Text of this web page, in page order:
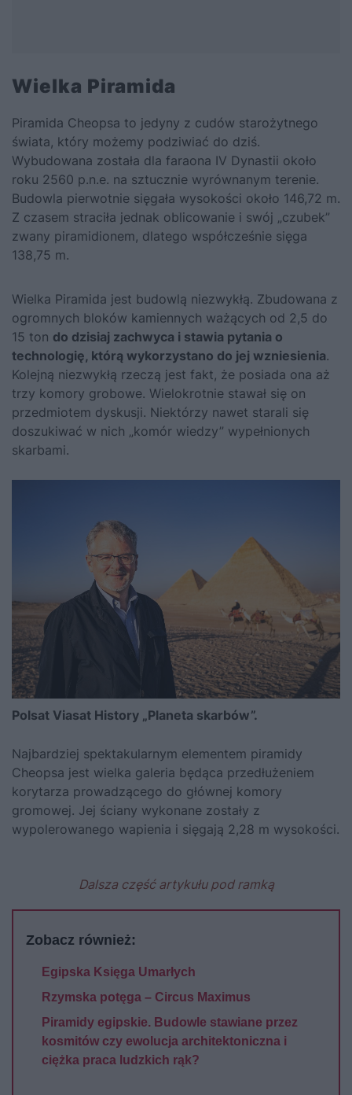
Wielka Piramida
Piramida Cheopsa to jedyny z cudów starożytnego
świata, który możemy podziwiać do dziś.
Wybudowana została dla faraona IV Dynastii około
roku 2560 p.n.e. na sztucznie wyrównanym terenie.
Budowla pierwotnie sięgała wysokości około 146,72 m.
Z czasem straciła jednak oblicowanie i swój „czubek”
zwany piramidionem, dlatego współcześnie sięga
138,75 m.
Wielka Piramida jest budowlą niezwykłą. Zbudowana z
ogromnych bloków kamiennych ważących od 2,5 do
15 ton do dzisiaj zachwyca i stawia pytania o
technologię, którą wykorzystano do jej wzniesienia.
Kolejną niezwykłą rzeczą jest fakt, że posiada ona aż
trzy komory grobowe. Wielokrotnie stawał się on
przedmiotem dyskusji. Niektórzy nawet starali się
doszukiwać w nich „komór wiedzy” wypełnionych
skarbami.
Polsat Viasat History „Planeta skarbów”.
Najbardziej spektakularnym elementem piramidy
Cheopsa jest wielka galeria będąca przedłużeniem
korytarza prowadzącego do głównej komory
gromowej. Jej ściany wykonane zostały z
wypolerowanego wapienia i sięgają 2,28 m wysokości.
Dalsza część artykułu pod ramką
Zobacz również:
Egipska Księga Umarłych
Rzymska potęga – Circus Maximus
Piramidy egipskie. Budowle stawiane przez
kosmitów czy ewolucja architektoniczna i
ciężka praca ludzkich rąk?